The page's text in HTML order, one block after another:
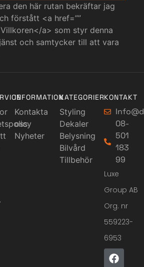
den här rutan bekräftar jag
förstått <a href=””
a> som styr denna
och samtycker till att vara
INFORMATION
Kontakta
oss
Nyheter
KATEGORIER
Styling
Dekaler
Belysning
Bilvård
Tillbehör
KONTAKT
08-
501
183
99
Luxe
Group AB
Org. nr
559223-
6953